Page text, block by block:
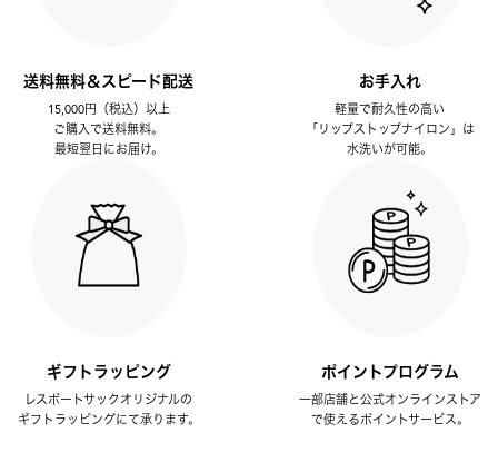
送料無料＆スピード配送
15,000円（税込）以上
ご購入で送料無料。
最短翌日にお届け。
お手入れ
軽量で耐久性の高い
「リップストップナイロン」は
水洗いが可能。
ギフトラッピング
レスポートサックオリジナルの
ギフトラッピングにて承ります。
ポイントプログラム
一部店舗と公式オンラインストア
で使えるポイントサービス。